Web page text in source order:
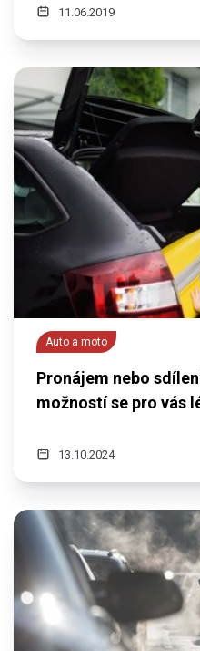
11.06.2019
Auto a moto
Pronájem nebo
možností se pro vás
13.10.2024